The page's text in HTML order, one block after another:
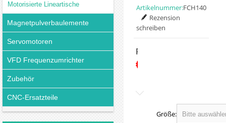
Motorisierte Lineartische
Magnetpulverbaulemente
Servomotoren
VFD Frequenzumrichter
Zubehör
CNC-Ersatzteile
Artikelnummer:FCH140
Rezension
schreiben
Preis:
€806.15
Größe: